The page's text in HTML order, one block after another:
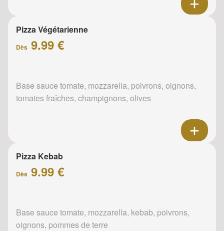
Pizza Végétarienne
Dès 9.99 €
Base sauce tomate, mozzarella, poivrons, oignons,
tomates fraîches, champignons, olives
Pizza Kebab
Dès 9.99 €
Base sauce tomate, mozzarella, kebab, poivrons,
oignons, pommes de terre